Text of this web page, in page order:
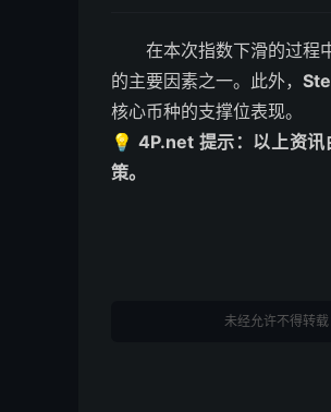
在本次指数下滑的过程
的主要因素之一。此外，
核心币种的支撑位表现。
💡 4P.net 提示：以上资
策。
未经允许不得转载